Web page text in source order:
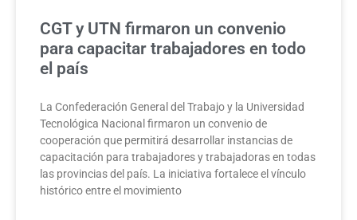
CGT y UTN firmaron un convenio
para capacitar trabajadores en todo
el país
La Confederación General del Trabajo y la Universidad
Tecnológica Nacional firmaron un convenio de
cooperación que permitirá desarrollar instancias de
capacitación para trabajadores y trabajadoras en todas
las provincias del país. La iniciativa fortalece el vínculo
histórico entre el movimiento